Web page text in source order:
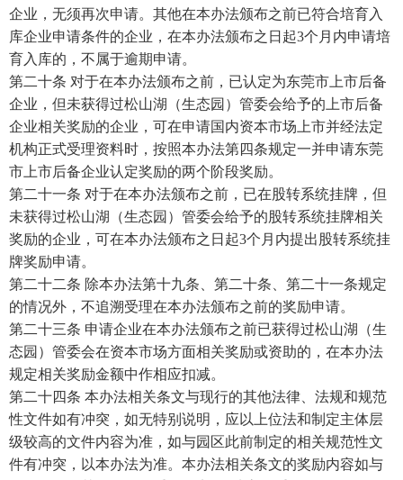
企业，无须再次申请。其他在本办法颁布之前已符合培育入
库企业申请条件的企业，在本办法颁布之日起3个月内申请培
育入库的，不属于逾期申请。
第二十条 对于在本办法颁布之前，已认定为东莞市上市后备
企业，但未获得过松山湖（生态园）管委会给予的上市后备
企业相关奖励的企业，可在申请国内资本市场上市并经法定
机构正式受理资料时，按照本办法第四条规定一并申请东莞
市上市后备企业认定奖励的两个阶段奖励。
第二十一条 对于在本办法颁布之前，已在股转系统挂牌，但
未获得过松山湖（生态园）管委会给予的股转系统挂牌相关
奖励的企业，可在本办法颁布之日起3个月内提出股转系统挂
牌奖励申请。
第二十二条 除本办法第十九条、第二十条、第二十一条规定
的情况外，不追溯受理在本办法颁布之前的奖励申请。
第二十三条 申请企业在本办法颁布之前已获得过松山湖（生
态园）管委会在资本市场方面相关奖励或资助的，在本办法
规定相关奖励金额中作相应扣减。
第二十四条 本办法相关条文与现行的其他法律、法规和规范
性文件如有冲突，如无特别说明，应以上位法和制定主体层
级较高的文件内容为准，如与园区此前制定的相关规范性文
件有冲突，以本办法为准。本办法相关条文的奖励内容如与